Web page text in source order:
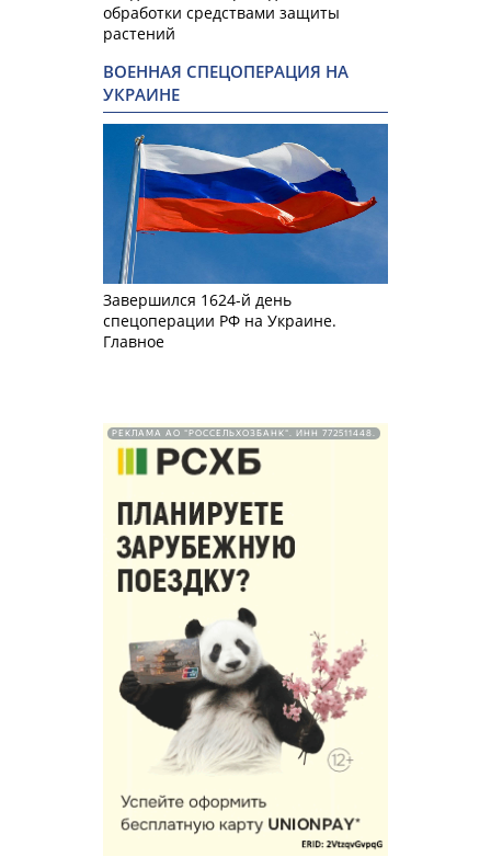
обработки средствами защиты
растений
ВОЕННАЯ СПЕЦОПЕРАЦИЯ НА
УКРАИНЕ
Завершился 1624-й день
спецоперации РФ на Украине.
Главное
РЕКЛАМА АО "РОССЕЛЬХОЗБАНК". ИНН 772511448.